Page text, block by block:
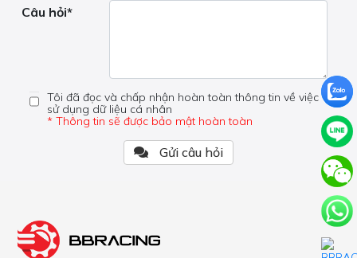
Câu hỏi*
Tôi đã đọc và chấp nhận hoàn toàn thông tin về việc
sử dụng dữ liệu cá nhân
* Thông tin sẽ được bảo mật hoàn toàn
Gửi câu hỏi